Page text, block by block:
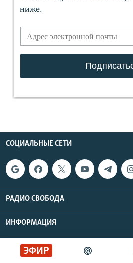
ЭФИР
СОЦИАЛЬНЫЕ СЕТИ
РАДИО СВОБОДА
ИНФОРМАЦИЯ
Радио Свобода © 2026 RFE/RL,